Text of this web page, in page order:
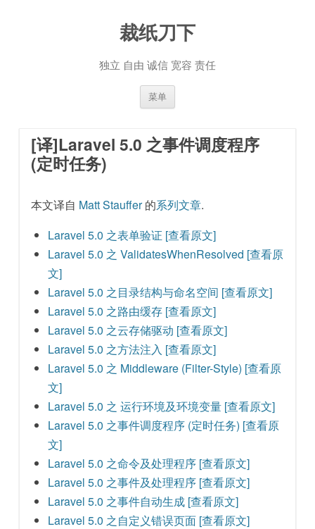
裁纸刀下
独立 自由 诚信 宽容 责任
菜单
[译]Laravel 5.0 之事件调度程序
(定时任务)
本文译自 Matt Stauffer的系列文章.
Laravel 5.0 之表单验证 [查看原文]
Laravel 5.0 之 ValidatesWhenResolved [查看原
文]
Laravel 5.0 之目录结构与命名空间 [查看原文]
Laravel 5.0 之路由缓存 [查看原文]
Laravel 5.0 之云存储驱动 [查看原文]
Laravel 5.0 之方法注入 [查看原文]
Laravel 5.0 之 Middleware (Filter-Style) [查看原
文]
Laravel 5.0 之 运行环境及环境变量 [查看原文]
Laravel 5.0 之事件调度程序 (定时任务) [查看原
文]
Laravel 5.0 之命令及处理程序 [查看原文]
Laravel 5.0 之事件及处理程序 [查看原文]
Laravel 5.0 之事件自动生成 [查看原文]
Laravel 5.0 之自定义错误页面 [查看原文]